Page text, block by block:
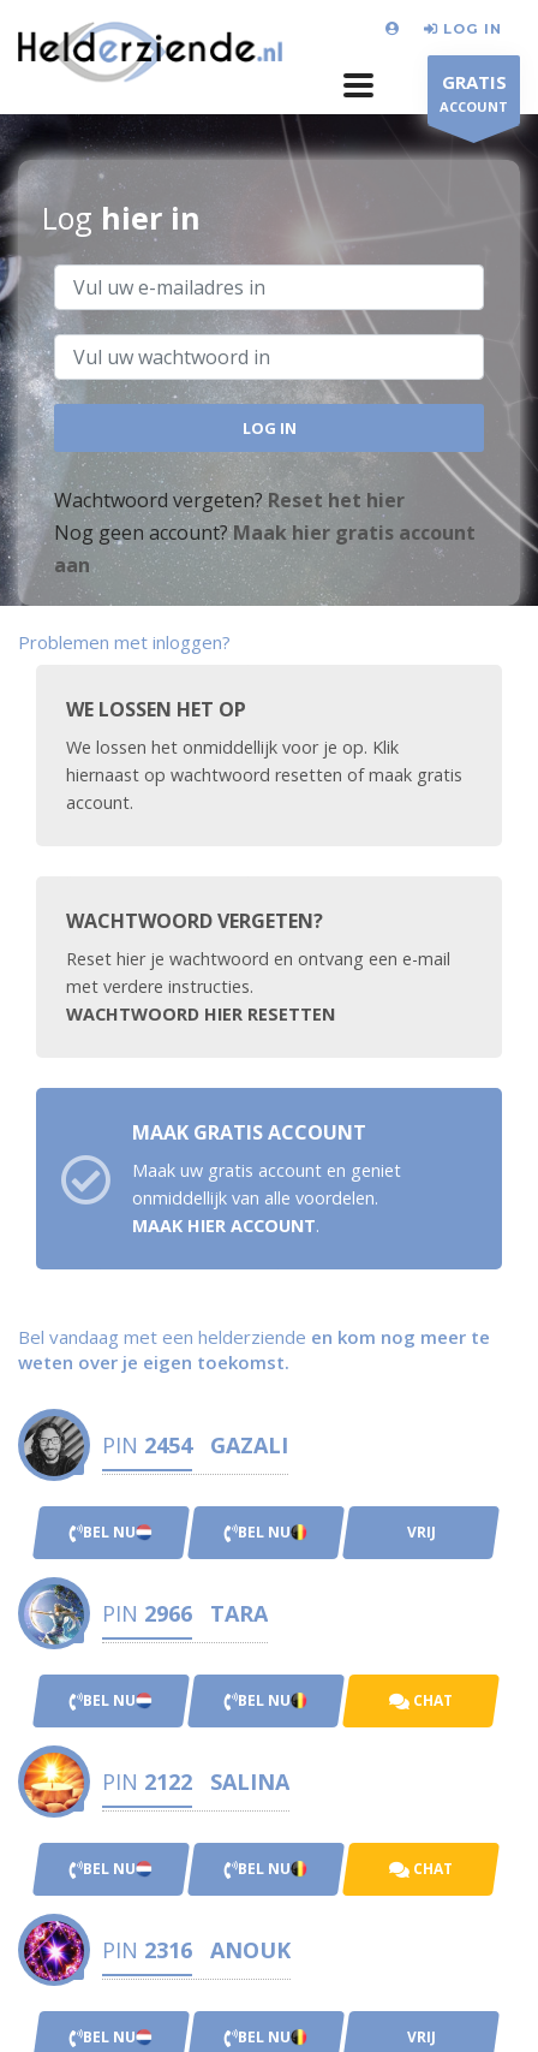
LOG IN
GRATIS
ACCOUNT
Log hier in
Wachtwoord vergeten?Reset het hier
Nog geen account?Maak hier gratis account
aan
Problemen met inloggen?
WE LOSSEN HET OP
We lossen het onmiddellijk voor je op. Klik
hiernaast op wachtwoord resetten of maak gratis
account.
WACHTWOORD VERGETEN?
Reset hier je wachtwoord en ontvang een e-mail
met verdere instructies.
WACHTWOORD HIER RESETTEN
MAAK GRATIS ACCOUNT
Maak uw gratis account en geniet
onmiddellijk van alle voordelen.
MAAK HIER ACCOUNT.
Bel vandaag met een helderziende en kom nog meer te
weten over je eigen toekomst.
PIN 2454 GAZALI
BEL NU BEL NU VRIJ
PIN 2966 TARA
BEL NU BEL NU CHAT
PIN 2122 SALINA
BEL NU BEL NU CHAT
PIN 2316 ANOUK
BEL NU BEL NU VRIJ